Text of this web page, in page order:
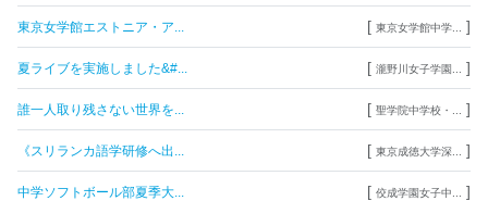
東京女学館エストニア・ア... [ 東京女学館中学... ]
夏ライブを実施しました&#... [ 瀧野川女子学園... ]
誰一人取り残さない世界を... [ 聖学院中学校・... ]
《スリランカ語学研修へ出... [ 東京成徳大学深... ]
中学ソフトボール部夏季大... [ 佼成学園女子中... ]